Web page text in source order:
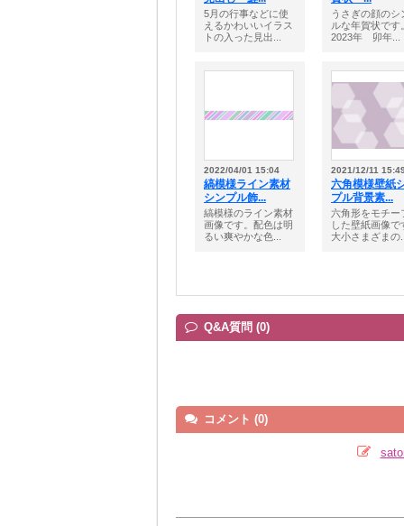
5月の行事などに使
えるかわいいイラス
トの入った見出...
うさぎの顔のシ
ルな年賀状です
2023年 卯年...
2022/04/01 15:04
縞模様ライン素材
シンプル飾...
縞模様のライン素材
画像です。配色は明
るい爽やかな色...
2021/12/11
六角模様壁紙
プル背景素...
六角形をモチー
した壁紙画像で
大小さまざまの
Q&A質問 (0)
コメント (0)